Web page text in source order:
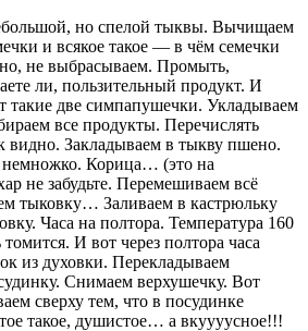
но спелой тыквы. Вычищаем
и всякое такое — в чём семечки
не выбрасываем. Промыть,
ли, пользительный продукт. И
такие две симпапушечки. Укладываем
все продукты. Перечислять
видно. Закладываем в тыкву пшено.
Корица… (это на
не забудьте. Перемешиваем всё
тыковку… Заливаем в кастрюльку
Часа на полтора. Температура 160
И вот через полтора часа
из духовки. Перекладываем
Снимаем верхушечку. Вот
сверху тем, что в посудинке
такое, душистое… а вкуууусное!!!